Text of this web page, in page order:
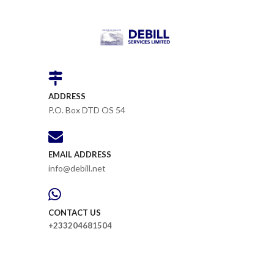
ADDRESS
P.O. Box DTD OS 54
EMAIL ADDRESS
info@debill.net
CONTACT US
+233204681504